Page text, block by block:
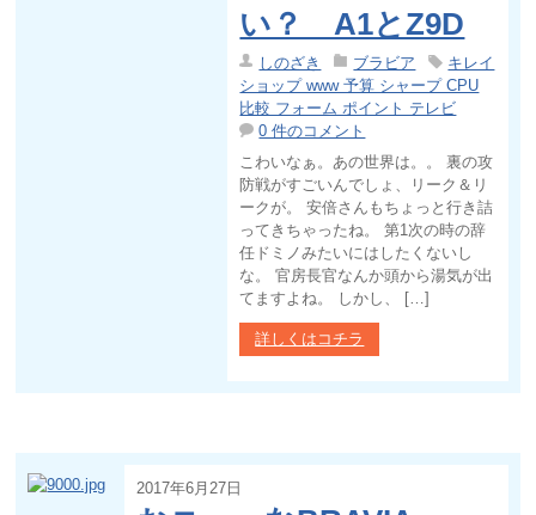
い？ A1とZ9D
しのざき ブラビア
キレイ
ショップ www 予算 シャープ CPU
比較 フォーム ポイント テレビ
0 件のコメント
こわいなぁ。あの世界は。。 裏の攻
防戦がすごいんでしょ、リーク＆リ
ークが。 安倍さんもちょっと行き詰
ってきちゃったね。 第1次の時の辞
任ドミノみたいにはしたくないし
な。 官房長官なんか頭から湯気が出
てますよね。 しかし、 […]
詳しくはコチラ
2017年6月27日